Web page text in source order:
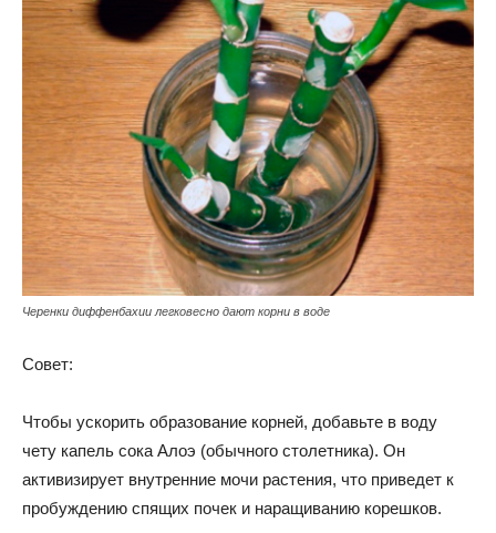
Черенки диффенбахии легковесно дают корни в воде
Совет:
Чтобы ускорить образование корней, добавьте в воду
чету капель сока Алоэ (обычного столетника). Он
активизирует внутренние мочи растения, что приведет к
пробуждению спящих почек и наращиванию корешков.